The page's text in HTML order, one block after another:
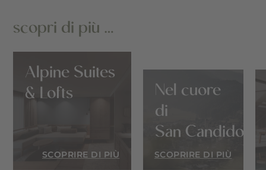
scopri di più …
Alpine Suites
& Lofts
SCOPRIRE DI PIÙ
Nel cuore
di
San Candido
SCOPRIRE DI PIÙ